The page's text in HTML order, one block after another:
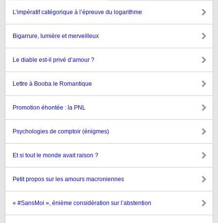
L’impératif catégorique à l’épreuve du logarithme
Bigarrure, lumière et merveilleux
Le diable est-il privé d’amour ?
Lettre à Booba le Romantique
Promotion éhontée : la PNL
Psychologies de comptoir (énigmes)
Et si tout le monde avait raison ?
Petit propos sur les amours macroniennes
« #SansMoi », énième considération sur l’abstention